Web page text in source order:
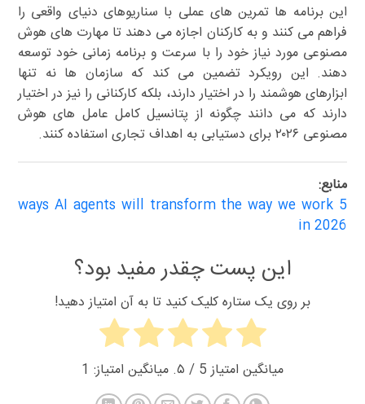
این برنامه ها تمرین های عملی با سناریوهای دنیای واقعی را
فراهم می کنند و به کارکنان اجازه می دهند تا مهارت های هوش
مصنوعی مورد نیاز خود را با سرعت و برنامه زمانی خود توسعه
دهند. این رویکرد تضمین می کند که سازمان ها نه تنها
ابزارهای هوشمند را در اختیار دارند، بلکه کارکنانی را نیز در اختیار
دارند که می دانند چگونه از پتانسیل کامل عامل های هوش
مصنوعی ۲۰۲۶ برای دستیابی به اهداف تجاری استفاده کنند.
منابع:
5 ways AI agents will transform the way we work
in 2026
این پست چقدر مفید بود؟
بر روی یک ستاره کلیک کنید تا به آن امتیاز دهید!
میانگین امتیاز5 / ۵. میانگین امتیاز: 1